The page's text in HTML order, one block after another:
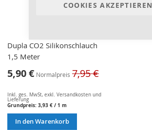
COOKIES AKZEPTIEREN
Dupla CO2 Silikonschlauch
1,5 Meter
Sonderangebot
5,90 € Normalpreis 7,95 €
Inkl. ges. MwSt, exkl. Versandkosten und
Lieferung
Grundpreis: 3,93 € / 1 m
In den Warenkorb